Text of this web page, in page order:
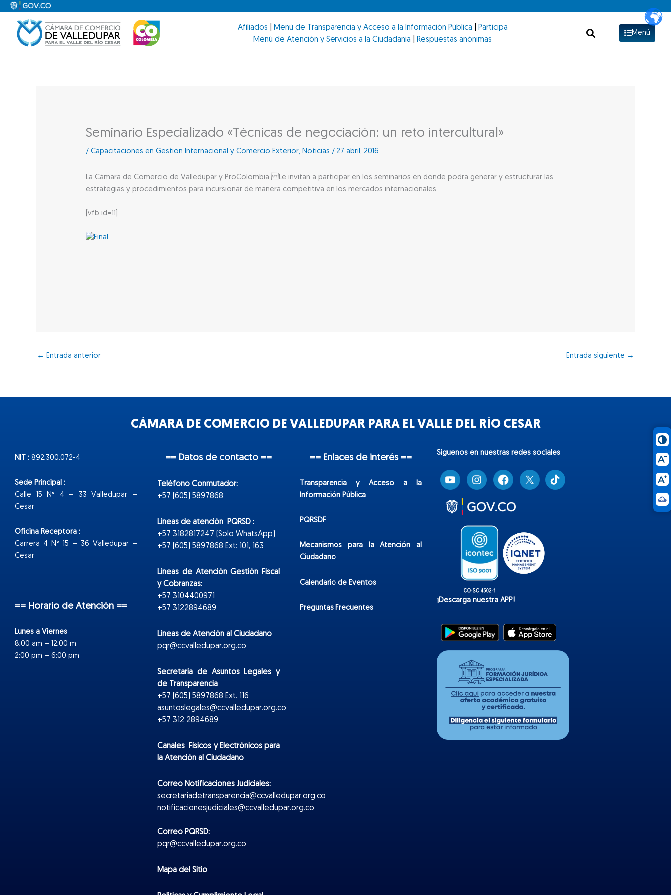
contenido
Afiliados Menú de Transparencia y Acceso a la Información Pública
Participa
Menú de Atención y Servicios a la Ciudadanía
Respuestas anónimas
Menú
Seminario Especializado «Técnicas de negociación: un reto intercultural»
/Capacitaciones en Gestión Internacional y Comercio Exterior, Noticias / 27 abril, 2016
La Cámara de Comercio de Valledupar y ProColombia Le invitan a participar en los seminarios en donde podrá generar y estructurar las
estrategias y procedimientos para incursionar de manera competitiva en los mercados internacionales.
[vfb id=11]
← Entrada anterior Entrada siguiente →
CÁMARA DE COMERCIO DE VALLEDUPAR PARA EL VALLE DEL RÍO CESAR
NIT : 892.300.072-4
Sede Principal :
Calle 15 N° 4 – 33 Valledupar –
Cesar
Oficina Receptora :
Carrera 4 N° 15 – 36 Valledupar –
Cesar
== Horario de Atención ==
Lunes a Viernes
8:00 am – 12:00 m
2:00 pm – 6:00 pm
== Datos de contacto ==
Teléfono Conmutador:
+57 (605) 5897868
Líneas de atención PQRSD :
+57 3182817247 (Solo WhatsApp)
+57 (605) 5897868 Ext: 101, 163
Líneas de Atención Gestión Fiscal
y Cobranzas:
+57 3104400971
+57 3122894689
Líneas de Atención al Ciudadano
pqr@ccvalledupar.org.co
Secretaría de Asuntos Legales y
de Transparencia
+57 (605) 5897868 Ext. 116
asuntoslegales@ccvalledupar.org.co
+57 312 2894689
Canales Físicos yElectrónicospara
la Atención al Ciudadano
Correo Notificaciones Judiciales:
secretariadetransparencia@ccvalledupar.org.co
notificacionesjudiciales@ccvalledupar.org.co
Correo PQRSD:
pqr@ccvalledupar.org.co
Mapa del Sitio
== Enlaces de interés ==
Transparencia y Acceso a la
Información Pública
PQRSDF
Mecanismos para la Atención al
Ciudadano
Calendario de Eventos
Preguntas Frecuentes
Síguenos en nuestras redes sociales
T
i
k
¡Descarga nuestra APP!